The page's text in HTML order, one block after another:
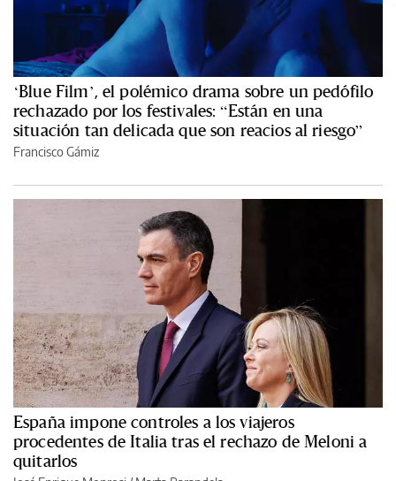
‘Blue Film’, el polémico drama sobre un pedófilo
rechazado por los festivales: “Están en una
situación tan delicada que son reacios al riesgo”
Francisco Gámiz
España impone controles a los viajeros
procedentes de Italia tras el rechazo de Meloni a
quitarlos